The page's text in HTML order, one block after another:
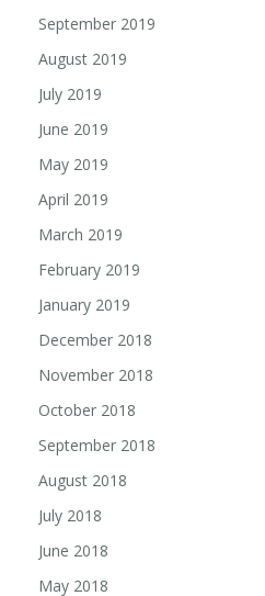
September 2019
August 2019
July 2019
June 2019
May 2019
April 2019
March 2019
February 2019
January 2019
December 2018
November 2018
October 2018
September 2018
August 2018
July 2018
June 2018
May 2018